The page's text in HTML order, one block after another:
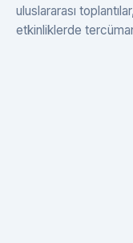
uluslararası
etkinliklerde